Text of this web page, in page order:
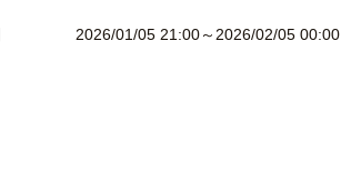
2026/01/05 21:00～2026/02/05 00:00